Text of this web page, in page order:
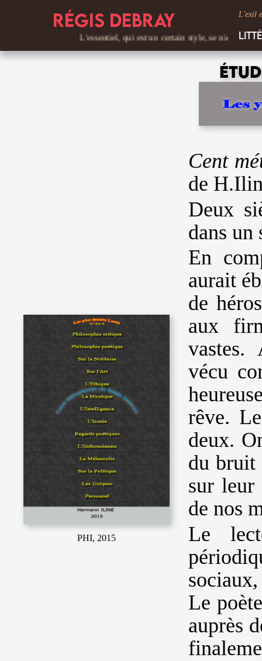
Régis Debray L'exil
L'essentiel, qui est un certain style, se niche dans les
PHI, 2015
Cent
de
Deux
dans un
En
aurait
de
aux
vécu
rêve.
deux.
du bruit
sur leur
de nos
Le
Le
auprès